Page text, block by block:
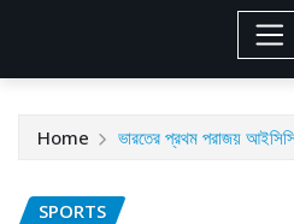
Home ভারতের প্রথম পরাজয়
SPORTS